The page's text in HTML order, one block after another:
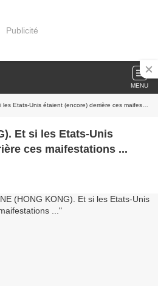
Publicité
MENU
Etats-Unis étaient (encore) derrière ces maifestations ...
Et si les Etats-Unis
ces maifestations ...